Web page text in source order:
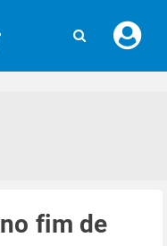
seu
fim de